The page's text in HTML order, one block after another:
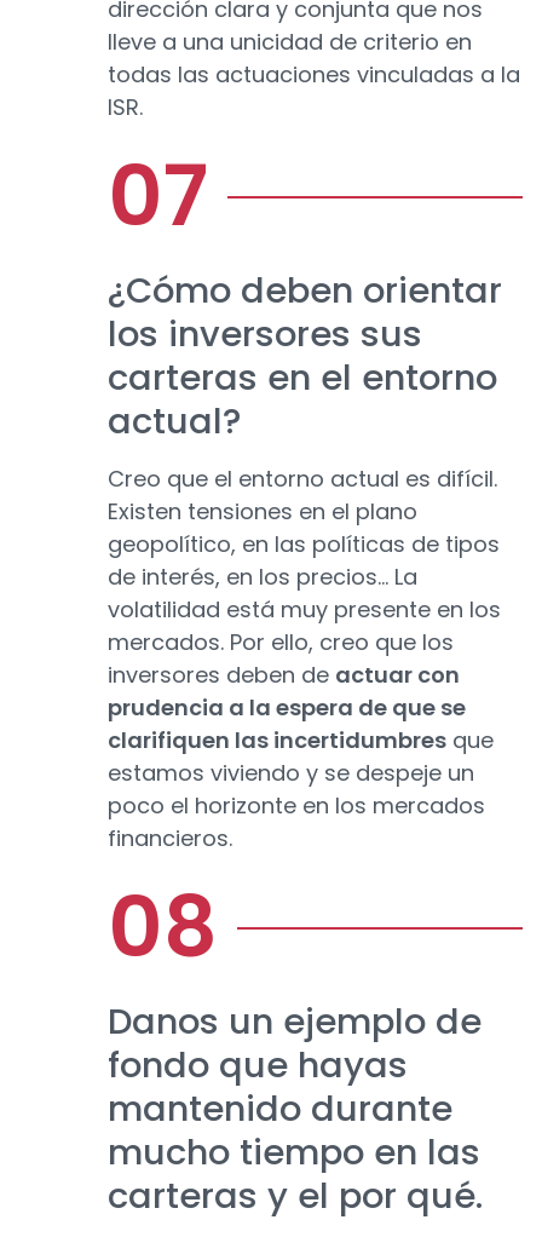
dirección clara y conjunta que nos
lleve a una unicidad de criterio en
todas las actuaciones vinculadas a la
ISR.
¿Cómo deben orientar
los inversores sus
carteras en el entorno
actual?
Creo que el entorno actual es difícil.
Existen tensiones en el plano
geopolítico, en las políticas de tipos
de interés, en los precios... La
volatilidad está muy presente en los
mercados. Por ello, creo que los
inversores deben de actuar con
prudencia a la espera de que se
clarifiquen las incertidumbres que
estamos viviendo y se despeje un
poco el horizonte en los mercados
financieros.
Danos un ejemplo de
fondo que hayas
mantenido durante
mucho tiempo en las
carteras y el por qué.